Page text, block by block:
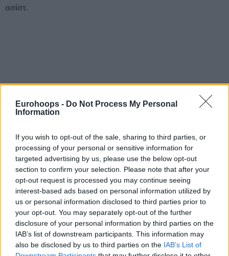
Eurohoops - Do Not Process My Personal
Information
If you wish to opt-out of the sale, sharing to third parties, or
processing of your personal or sensitive information for
targeted advertising by us, please use the below opt-out
section to confirm your selection. Please note that after your
opt-out request is processed you may continue seeing
interest-based ads based on personal information utilized by
us or personal information disclosed to third parties prior to
your opt-out. You may separately opt-out of the further
disclosure of your personal information by third parties on the
IAB’s list of downstream participants. This information may
also be disclosed by us to third parties on the IAB’s List of
ασίστ.